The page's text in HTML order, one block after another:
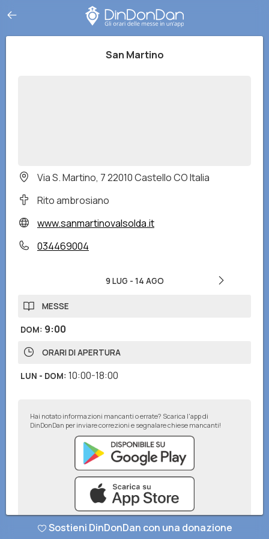
San Martino
Via S. Martino, 7 22010 Castello CO Italia
Rito ambrosiano
www.sanmartinovalsolda.it
034469004
9 LUG - 14 AGO
MESSE
DOM: 9:00
ORARI DI APERTURA
LUN - DOM: 10:00-18:00
Hai notato informazioni mancanti o errate? Scarica l'app di
DinDonDan per inviare correzioni e segnalare chiese mancanti!
Sostieni DinDonDan con una donazione